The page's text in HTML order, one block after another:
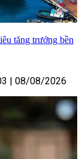
tăng trưởng bền
| 08/08/2026